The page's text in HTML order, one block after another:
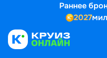
Раннее
2027